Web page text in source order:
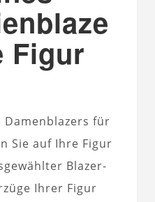
Figur
Damenblazers für
Sie auf Ihre Figur
Blazer-
Ihrer Figur